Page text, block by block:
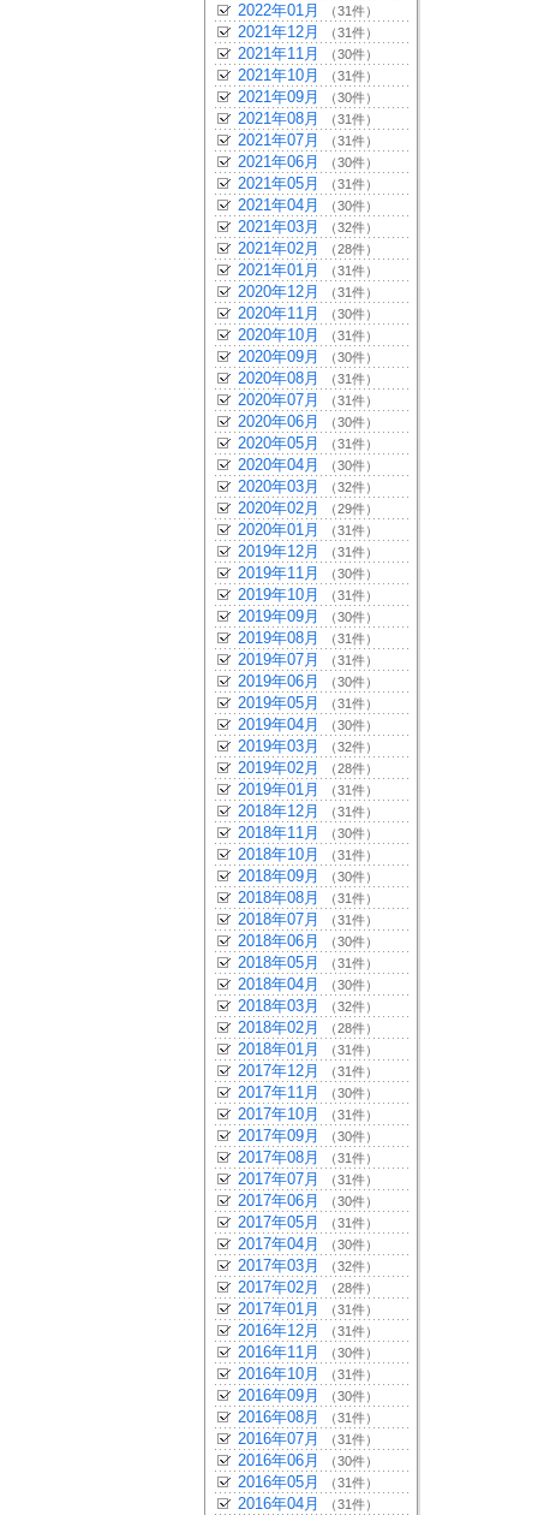
2022年01月 （31件）
2021年12月 （31件）
2021年11月 （30件）
2021年10月 （31件）
2021年09月 （30件）
2021年08月 （31件）
2021年07月 （31件）
2021年06月 （30件）
2021年05月 （31件）
2021年04月 （30件）
2021年03月 （32件）
2021年02月 （28件）
2021年01月 （31件）
2020年12月 （31件）
2020年11月 （30件）
2020年10月 （31件）
2020年09月 （30件）
2020年08月 （31件）
2020年07月 （31件）
2020年06月 （30件）
2020年05月 （31件）
2020年04月 （30件）
2020年03月 （32件）
2020年02月 （29件）
2020年01月 （31件）
2019年12月 （31件）
2019年11月 （30件）
2019年10月 （31件）
2019年09月 （30件）
2019年08月 （31件）
2019年07月 （31件）
2019年06月 （30件）
2019年05月 （31件）
2019年04月 （30件）
2019年03月 （32件）
2019年02月 （28件）
2019年01月 （31件）
2018年12月 （31件）
2018年11月 （30件）
2018年10月 （31件）
2018年09月 （30件）
2018年08月 （31件）
2018年07月 （31件）
2018年06月 （30件）
2018年05月 （31件）
2018年04月 （30件）
2018年03月 （32件）
2018年02月 （28件）
2018年01月 （31件）
2017年12月 （31件）
2017年11月 （30件）
2017年10月 （31件）
2017年09月 （30件）
2017年08月 （31件）
2017年07月 （31件）
2017年06月 （30件）
2017年05月 （31件）
2017年04月 （30件）
2017年03月 （32件）
2017年02月 （28件）
2017年01月 （31件）
2016年12月 （31件）
2016年11月 （30件）
2016年10月 （31件）
2016年09月 （30件）
2016年08月 （31件）
2016年07月 （31件）
2016年06月 （30件）
2016年05月 （31件）
2016年04月 （31件）